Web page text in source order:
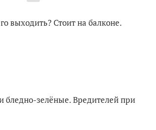
выходить? Стоит на балконе.
бледно-зелёные. Вредителей при